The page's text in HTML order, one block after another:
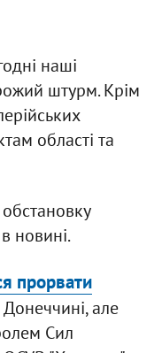
наші
штурм. Крім
області та
новині.
прорвати
Донеччині, але
Сил